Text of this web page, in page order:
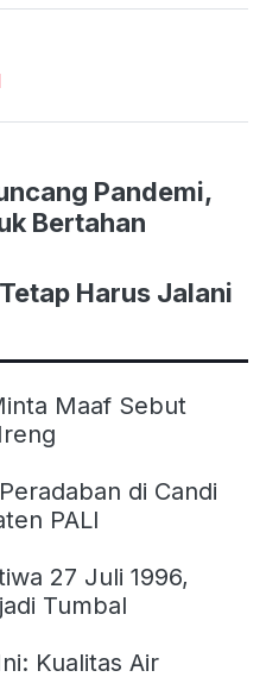
Pandemi,
Bertahan
Harus Jalani
Maaf Sebut
di Candi
PALI
27 Juli 1996,
Tumbal
Kualitas Air